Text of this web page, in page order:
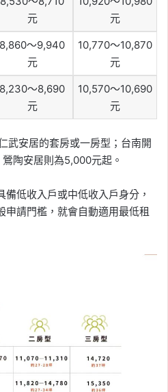
元
元
8,860～9,940
元
10,770～10,870
元
8,230～8,690
元
10,570～10,690
元
武安居的套房或一房型；台南開
陶安居則為5,000元起。
低收入戶或中低收入戶身分，
申請門檻，就會自動適用最低租